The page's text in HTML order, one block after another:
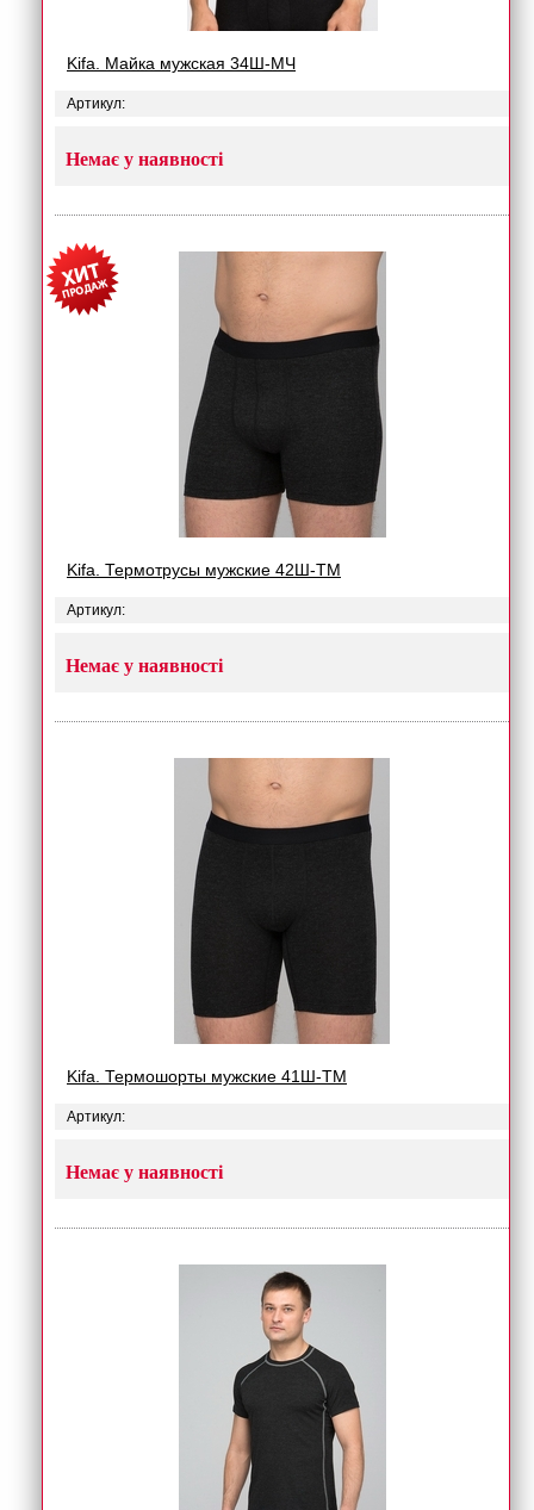
Kifa. Майка мужская 34Ш-МЧ
Артикул:
Немає у наявності
Kifa. Термотрусы мужские 42Ш-ТМ
Артикул:
Немає у наявності
Kifa. Термошорты мужские 41Ш-ТМ
Артикул:
Немає у наявності